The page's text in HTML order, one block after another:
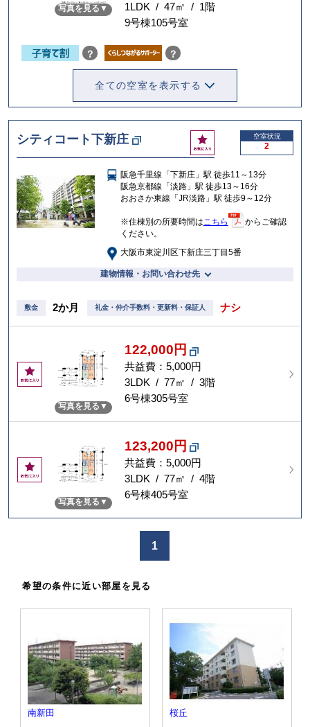
写真を見る
1LDK / 47㎡ / 1階
9号棟105号室
？ ？
全ての空室を表示する
シティコート下新庄
お
気
入
り
空室状況
2
阪急千里線「下新庄」駅 徒歩11～13分
阪急京都線「淡路」駅 徒歩13～16分
おおさか東線「JR淡路」駅 徒歩9～12分
※住棟別の所要時間は こちら
からご確認
ください。
大阪市東淀川区下新庄三丁目5番
建物情報・お問い合わせ先
敷金 2か月 礼金・仲介手数料・更新料・保証人 ナシ
お
気
り
写真を見る
122,000円
共益費：5,000円
3LDK / 77㎡ / 3階
6号棟305号室
お
気
り
写真を見る
123,200円
共益費：5,000円
3LDK / 77㎡ / 4階
6号棟405号室
1
希望の条件に近い部屋を見る
南新田 桜丘